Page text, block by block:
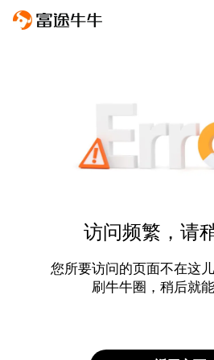
访问频繁，请
您所要访问的页面不在这
刷牛牛圈，稍后就